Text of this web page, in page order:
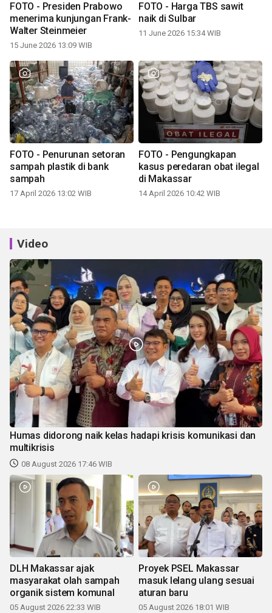
FOTO - Presiden Prabowo
menerima kunjungan Frank-
Walter Steinmeier
15 June 2026 13:09 WIB
FOTO - Harga TBS sawit
naik di Sulbar
11 June 2026 15:34 WIB
FOTO - Penurunan setoran
sampah plastik di bank
sampah
17 April 2026 13:02 WIB
FOTO - Pengungkapan
kasus peredaran obat ilegal
di Makassar
14 April 2026 10:42 WIB
Video
Humas didorong naik kelas hadapi krisis komunikasi dan
multikrisis
08 August 2026 17:46 WIB
DLH Makassar ajak
masyarakat olah sampah
organik sistem komunal
05 August 2026 22:33 WIB
Proyek PSEL Makassar
masuk lelang ulang sesuai
aturan baru
05 August 2026 18:01 WIB